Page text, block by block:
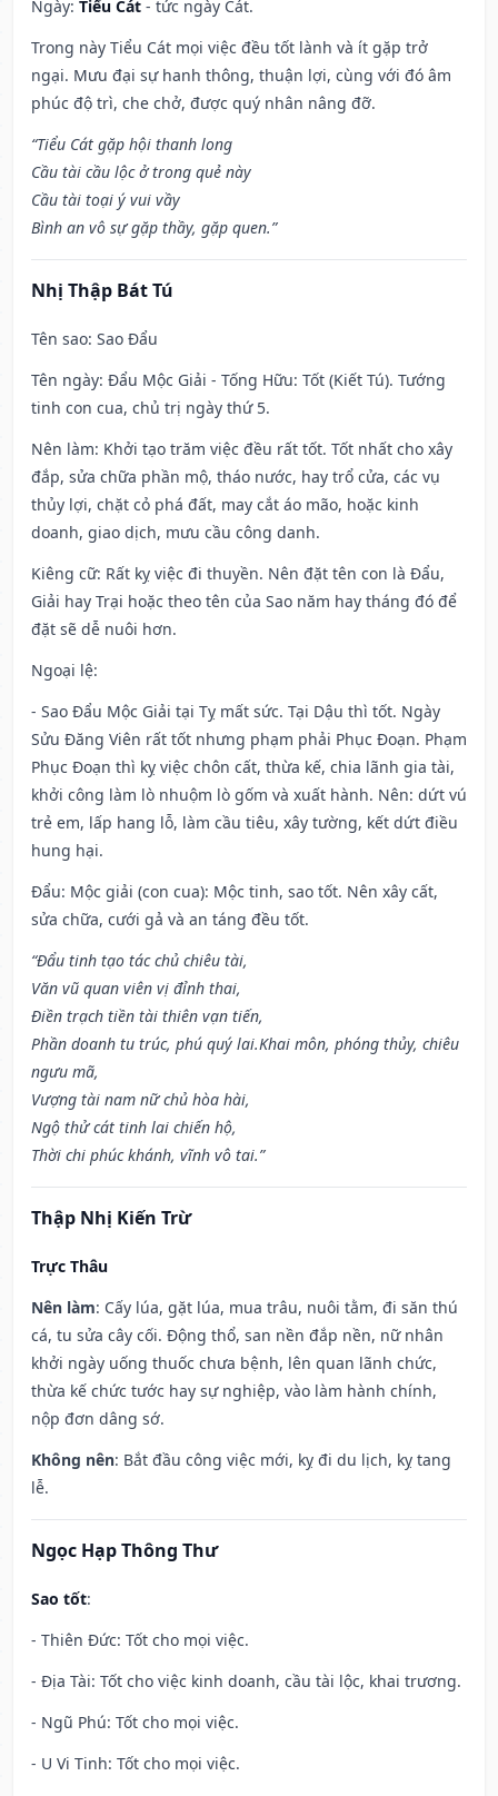
Ngày: Tiểu Cát - tức ngày Cát.
Trong này Tiểu Cát mọi việc đều tốt lành và ít gặp trở
ngại. Mưu đại sự hanh thông, thuận lợi, cùng với đó âm
phúc độ trì, che chở, được quý nhân nâng đỡ.
“Tiểu Cát gặp hội thanh long
Cầu tài cầu lộc ở trong quẻ này
Cầu tài toại ý vui vầy
Bình an vô sự gặp thầy, gặp quen.”
Nhị Thập Bát Tú
Tên sao: Sao Đẩu
Tên ngày: Đẩu Mộc Giải - Tống Hữu: Tốt (Kiết Tú). Tướng
tinh con cua, chủ trị ngày thứ 5.
Nên làm: Khởi tạo trăm việc đều rất tốt. Tốt nhất cho xây
đắp, sửa chữa phần mộ, tháo nước, hay trổ cửa, các vụ
thủy lợi, chặt cỏ phá đất, may cắt áo mão, hoặc kinh
doanh, giao dịch, mưu cầu công danh.
Kiêng cữ: Rất kỵ việc đi thuyền. Nên đặt tên con là Đẩu,
Giải hay Trại hoặc theo tên của Sao năm hay tháng đó để
đặt sẽ dễ nuôi hơn.
Ngoại lệ:
- Sao Đẩu Mộc Giải tại Tỵ mất sức. Tại Dậu thì tốt. Ngày
Sửu Đăng Viên rất tốt nhưng phạm phải Phục Đoạn. Phạm
Phục Đoạn thì kỵ việc chôn cất, thừa kế, chia lãnh gia tài,
khởi công làm lò nhuộm lò gốm và xuất hành. Nên: dứt vú
trẻ em, lấp hang lỗ, làm cầu tiêu, xây tường, kết dứt điều
hung hại.
Đẩu: Mộc giải (con cua): Mộc tinh, sao tốt. Nên xây cất,
sửa chữa, cưới gả và an táng đều tốt.
“Đẩu tinh tạo tác chủ chiêu tài,
Văn vũ quan viên vị đỉnh thai,
Điền trạch tiền tài thiên vạn tiến,
Phần doanh tu trúc, phú quý lai.Khai môn, phóng thủy, chiêu
ngưu mã,
Vượng tài nam nữ chủ hòa hài,
Ngộ thử cát tinh lai chiến hộ,
Thời chi phúc khánh, vĩnh vô tai.”
Thập Nhị Kiến Trừ
Trực Thâu
Nên làm: Cấy lúa, gặt lúa, mua trâu, nuôi tằm, đi săn thú
cá, tu sửa cây cối. Động thổ, san nền đắp nền, nữ nhân
khởi ngày uống thuốc chưa bệnh, lên quan lãnh chức,
thừa kế chức tước hay sự nghiệp, vào làm hành chính,
nộp đơn dâng sớ.
Không nên: Bắt đầu công việc mới, kỵ đi du lịch, kỵ tang
lễ.
Ngọc Hạp Thông Thư
Sao tốt:
- Thiên Đức: Tốt cho mọi việc.
- Địa Tài: Tốt cho việc kinh doanh, cầu tài lộc, khai trương.
- Ngũ Phú: Tốt cho mọi việc.
- U Vi Tinh: Tốt cho mọi việc.